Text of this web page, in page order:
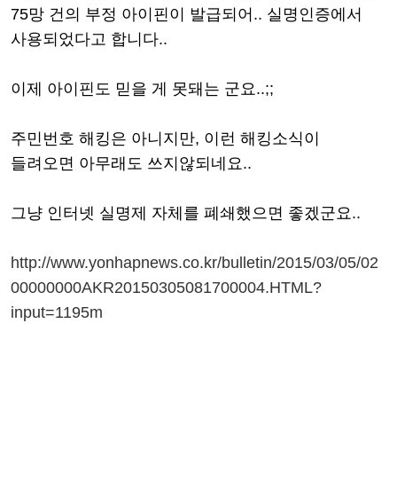
75망 건의 부정 아이핀이 발급되어.. 실명인증에서
사용되었다고 합니다..
이제 아이핀도 믿을 게 못돼는 군요..;;
주민번호 해킹은 아니지만, 이런 해킹소식이
들려오면 아무래도 쓰지않되네요..
그냥 인터넷 실명제 자체를 폐쇄했으면 좋겠군요..
http://www.yonhapnews.co.kr/bulletin/2015/03/05/02
00000000AKR20150305081700004.HTML?
input=1195m